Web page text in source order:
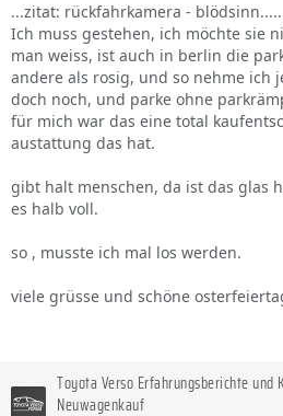
...zitat: rückfahrkamera -
Ich muss gestehen, ich möchte sie
man weiss, ist auch in berlin die
andere als rosig, und so nehme ich
doch noch, und parke ohne
für mich war das eine total
austattung das hat.
gibt halt menschen, da ist das glas
es halb voll.
so , musste ich mal los werden.
viele grüsse und schöne
Toyota Verso Erfahrungsberichte und
Neuwagenkauf